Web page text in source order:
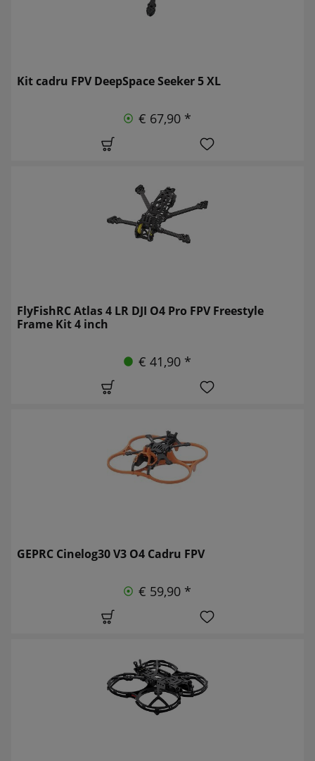
Kit cadru FPV DeepSpace Seeker 5 XL
€ 67,90 *
FlyFishRC Atlas 4 LR DJI O4 Pro FPV Freestyle
Frame Kit 4 inch
€ 41,90 *
GEPRC Cinelog30 V3 O4 Cadru FPV
€ 59,90 *